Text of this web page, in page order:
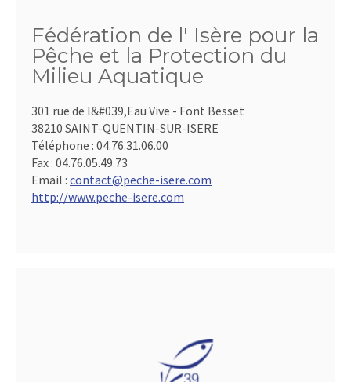
Fédération de l' Isère pour la
Pêche et la Protection du
Milieu Aquatique
301 rue de l&#039,Eau Vive - Font Besset
38210 SAINT-QUENTIN-SUR-ISERE
Téléphone : 04.76.31.06.00
Fax : 04.76.05.49.73
Email : contact@peche-isere.com
http://www.peche-isere.com